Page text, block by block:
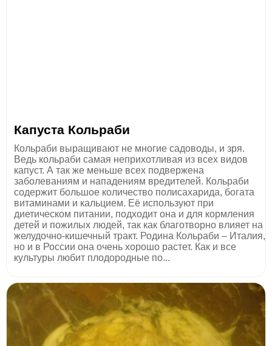
Капуста Кольраби
Кольраби выращивают не многие садоводы, и зря.
Ведь кольраби самая неприхотливая из всех видов
капуст. А так же меньше всех подвержена
заболеваниям и нападениям вредителей. Кольраби
содержит большое количество полисахарида, богата
витаминами и кальцием. Её используют при
диетическом питании, подходит она и для кормления
детей и пожилых людей, так как благотворно влияет на
желудочно-кишечный тракт. Родина Кольраби – Италия,
но и в России она очень хорошо растет. Как и все
культуры любит плодородные по...